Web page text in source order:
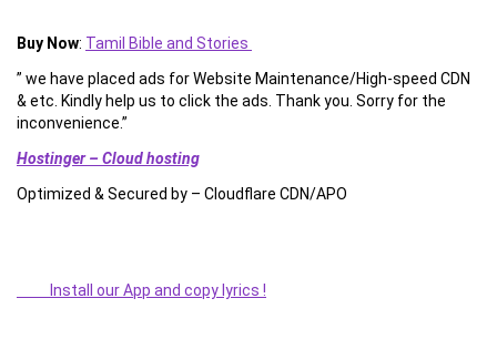
Buy Now: Tamil Bible and Stories
” we have placed ads for Website Maintenance/High-speed CDN
& etc. Kindly help us to click the ads. Thank you. Sorry for the
inconvenience.”
Hostinger – Cloud hosting
Optimized & Secured by – Cloudflare CDN/APO
Install our App and copy lyrics !